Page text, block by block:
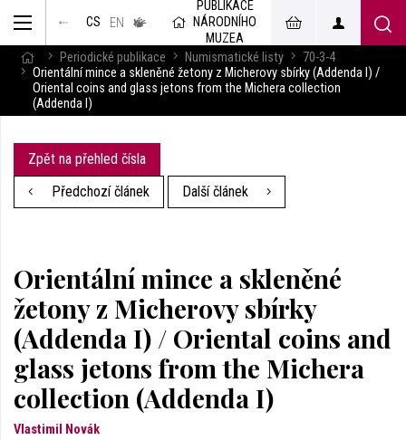
CS EN
v českém
jazyce
PUBLIKACE
NÁRODNÍHO
MUZEA
Periodické publikace
Numismatické listy
70-3-4
Orientální mince a skleněné žetony z Micherovy sbírky (Addenda I) /
Oriental coins and glass jetons from the Michera collection
(Addenda I)
Zpět na přehled čísla
Předchozí článek
Další článek
Orientální mince a skleněné
žetony z Micherovy sbírky
(Addenda I) / Oriental coins and
glass jetons from the Michera
collection (Addenda I)
Vlastimil Novák